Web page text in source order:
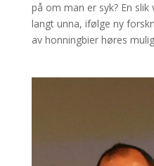
på om man er syk? En
langt unna, ifølge ny
av honningbier høres